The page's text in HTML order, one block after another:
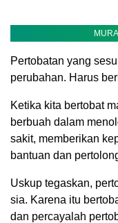
Pertobatan yang
perubahan. Harus
Ketika kita bertobat
berbuah dalam
sakit, memberikan
bantuan dan
Uskup tegaskan,
sia. Karena itu
dan percayalah